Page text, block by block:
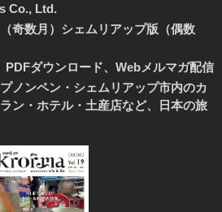
Co., Ltd.
奇数月）シェムリアップ版（偶数
PDFダウンロード、Webメルマガ配信
ノンペン・シェムリアップ市内のカ
ン・ホテル・土産店など、日本の旅